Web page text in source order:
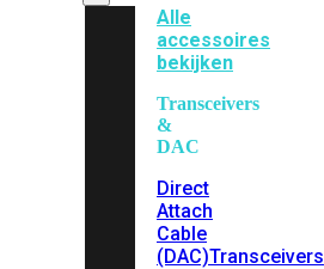
Alle
accessoires
bekijken
Transceivers
&
DAC
Direct
Attach
Cable
(DAC)Transceivers